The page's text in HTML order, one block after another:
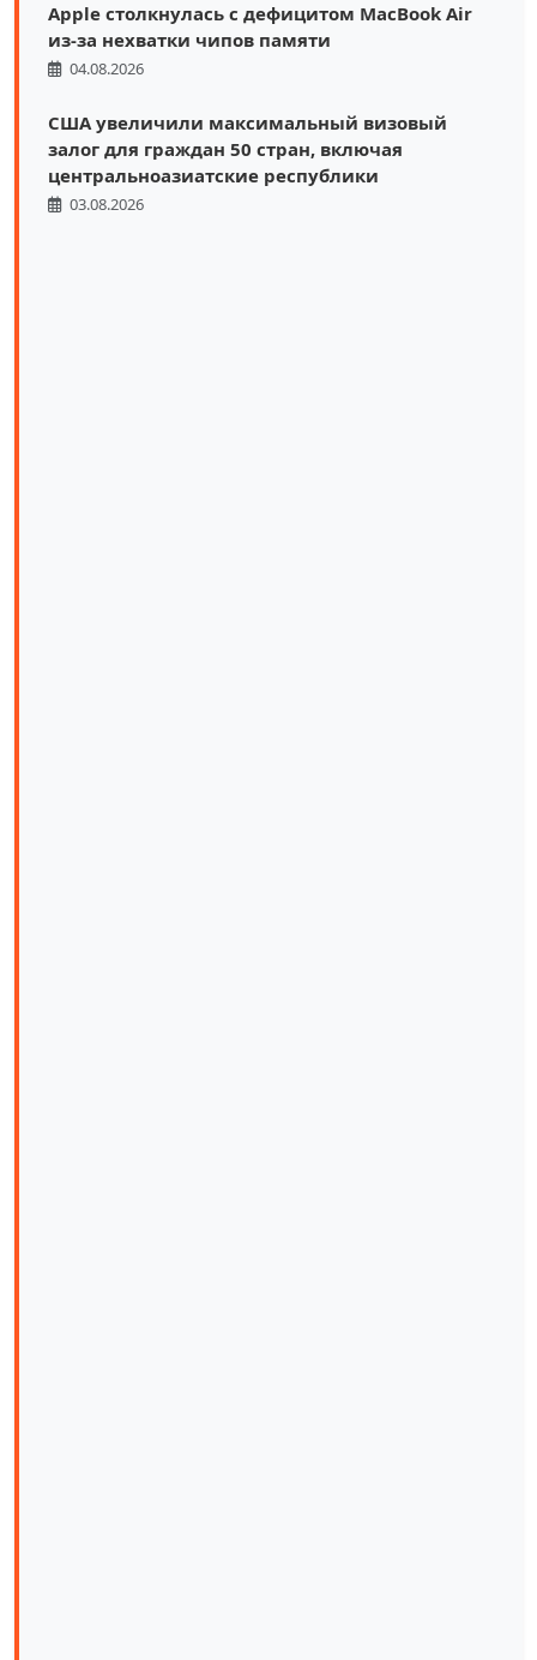
Apple столкнулась с дефицитом MacBook Air
из-за нехватки чипов памяти
04.08.2026
США увеличили максимальный визовый
залог для граждан 50 стран, включая
центральноазиатские республики
03.08.2026